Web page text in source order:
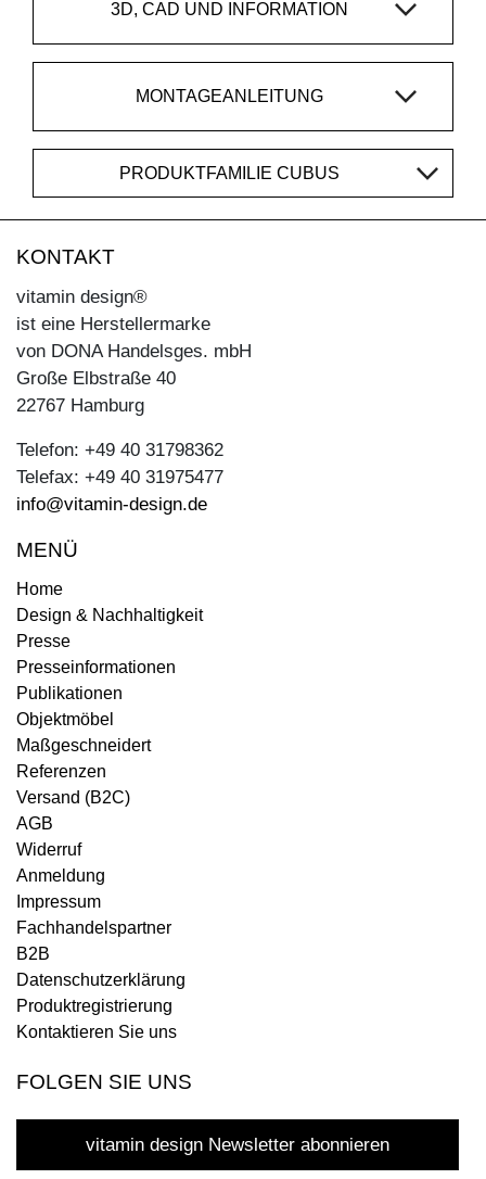
3D, CAD UND INFORMATION
MONTAGEANLEITUNG
PRODUKTFAMILIE CUBUS
KONTAKT
vitamin design®
ist eine Herstellermarke
von DONA Handelsges. mbH
Große Elbstraße 40
22767 Hamburg
Telefon: +49 40 31798362
Telefax: +49 40 31975477
info@vitamin-design.de
MENÜ
Home
Design & Nachhaltigkeit
Presse
Presseinformationen
Publikationen
Objektmöbel
Maßgeschneidert
Referenzen
Versand (B2C)
AGB
Widerruf
Anmeldung
Impressum
Fachhandelspartner
B2B
Datenschutzerklärung
Produktregistrierung
Kontaktieren Sie uns
FOLGEN SIE UNS
vitamin design Newsletter abonnieren